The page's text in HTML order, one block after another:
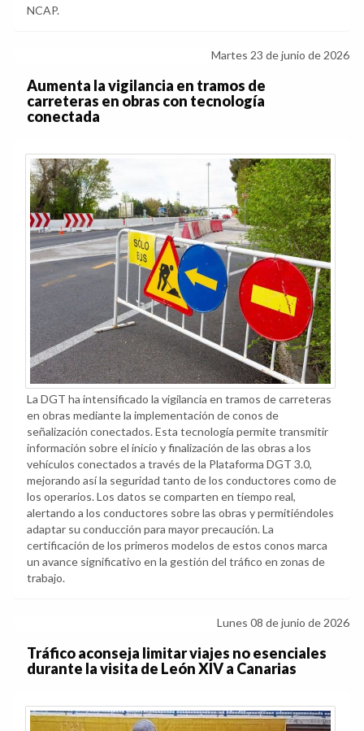
NCAP.
Martes 23 de junio de 2026
Aumenta la vigilancia en tramos de
carreteras en obras con tecnología
conectada
La DGT ha intensificado la vigilancia en tramos de carreteras
en obras mediante la implementación de conos de
señalización conectados. Esta tecnología permite transmitir
información sobre el inicio y finalización de las obras a los
vehículos conectados a través de la Plataforma DGT 3.0,
mejorando así la seguridad tanto de los conductores como de
los operarios. Los datos se comparten en tiempo real,
alertando a los conductores sobre las obras y permitiéndoles
adaptar su conducción para mayor precaución. La
certificación de los primeros modelos de estos conos marca
un avance significativo en la gestión del tráfico en zonas de
trabajo.
Lunes 08 de junio de 2026
Tráfico aconseja limitar viajes no esenciales
durante la visita de León XIV a Canarias